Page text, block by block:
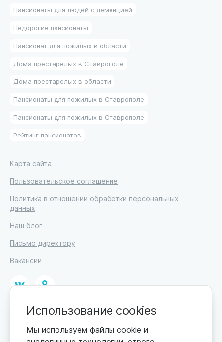
Пансионаты для людей с деменцией
Недорогие пансионаты
Пансионат для пожилых в области
Дома престарелых в Ставрополе
Дома престарелых в области
Пансионаты для пожилых в Ставрополе
Пансионаты для пожилых в Ставрополе
Рейтинг пансионатов
Карта сайта
Пользовательское соглашение
Политика в отношении обработки персональных
данных
Наш блог
Письмо директору
Вакансии
© 2026
ИП Высоцкий Дмитрий Петрович, ИНН 233610721148
Использование cookies
Мы используем файлы cookie и